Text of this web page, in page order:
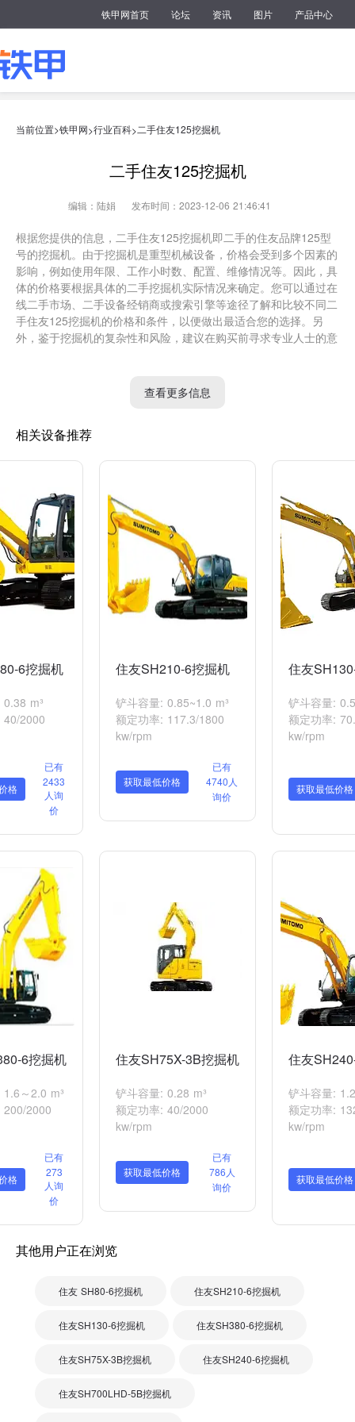
铁甲网首页 论坛 资讯 图片 产品中心
当前位置>铁甲网>行业百科>二手住友125挖掘机
二手住友125挖掘机
编辑：陆娟 发布时间：2023-12-06 21:46:41
根据您提供的信息，二手住友125挖掘机即二手的住友品牌125型
号的挖掘机。由于挖掘机是重型机械设备，价格会受到多个因素的
影响，例如使用年限、工作小时数、配置、维修情况等。因此，具
体的价格要根据具体的二手挖掘机实际情况来确定。您可以通过在
线二手市场、二手设备经销商或搜索引擎等途径了解和比较不同二
手住友125挖掘机的价格和条件，以便做出最适合您的选择。另
外，鉴于挖掘机的复杂性和风险，建议在购买前寻求专业人士的意
查看更多信息
相关设备推荐
6挖掘机
m³
40/2000
格
已有
2433
人询
价
住友SH210-6挖掘机
铲斗容量: 0.85~1.0 m³
额定功率: 117.3/1800
kw/rpm
获取最低价格
已有
4740人
询价
住友
铲斗容量:
额定功率:
kw/rpm
获取最低价格
6挖掘机
～2.0 m³
200/2000
格
已有
273
人询
价
住友SH75X-3B挖掘机
铲斗容量: 0.28 m³
额定功率: 40/2000
kw/rpm
获取最低价格
已有
786人
询价
住友
铲斗容量:
额定功率:
kw/rpm
获取最低价格
其他用户正在浏览
住友 SH80-6挖掘机 住友SH210-6挖掘机
住友SH130-6挖掘机 住友SH380-6挖掘机
住友SH75X-3B挖掘机 住友SH240-6挖掘机
住友SH700LHD-5B挖掘机